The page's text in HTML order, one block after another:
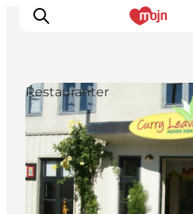
Oplevelser
Byer & Steder
Det sker
Overnatning
Restauranter